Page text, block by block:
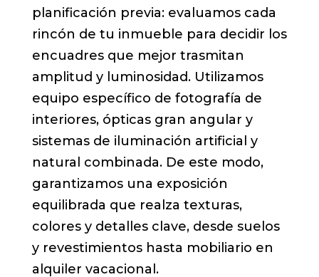
planificación previa: evaluamos cada
rincón de tu inmueble para decidir los
encuadres que mejor trasmitan
amplitud y luminosidad. Utilizamos
equipo específico de fotografía de
interiores, ópticas gran angular y
sistemas de iluminación artificial y
natural combinada. De este modo,
garantizamos una exposición
equilibrada que realza texturas,
colores y detalles clave, desde suelos
y revestimientos hasta mobiliario en
alquiler vacacional.